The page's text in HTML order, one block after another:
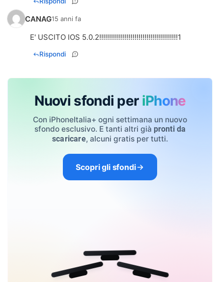
CANAG15 anni fa
E' USCITO IOS 5.0.2!!!!!!!!!!!!!!!!!!!!!!!!!!!!!!!!!!!!!!!!1
Rispondi
Nuovi sfondi per iPhone
Con iPhoneItalia+ ogni settimana un nuovo
sfondo esclusivo. E tanti altri già pronti da
scaricare, alcuni gratis per tutti.
Scopri gli sfondi